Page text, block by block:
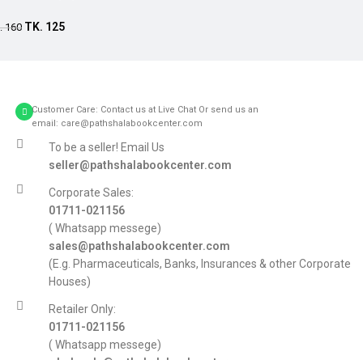
160 TK. 125
Customer Care: Contact us at Live Chat Or send us an
email: care@pathshalabookcenter.com
To be a seller! Email Us
seller@pathshalabookcenter.com
Corporate Sales:
01711-021156
( Whatsapp messege)
sales@pathshalabookcenter.com
(E.g. Pharmaceuticals, Banks, Insurances & other Corporate
Houses)
Retailer Only:
01711-021156
( Whatsapp messege)